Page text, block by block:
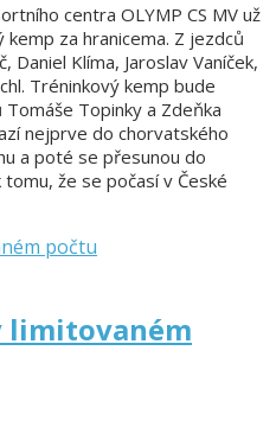
centra OLYMP CS MV už
za hranicema. Z jezdců
Daniel Klíma, Jaroslav Vaníček,
Tréninkový kemp bude
Topinky a Zdeňka
nejprve do chorvatského
a poté se přesunou do
že se počasí v České
limitovaném